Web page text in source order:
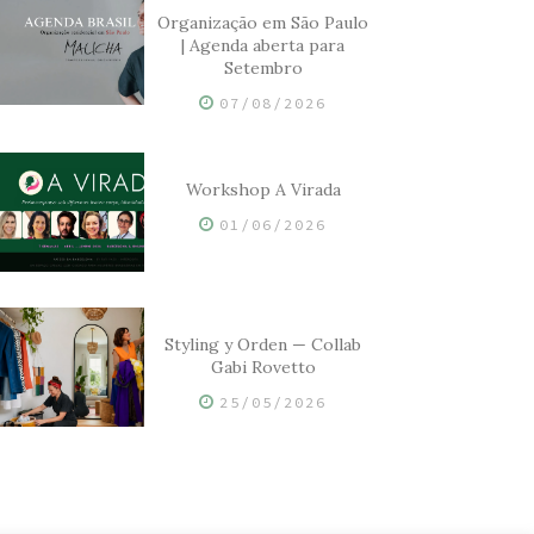
Organização em São Paulo
| Agenda aberta para
Setembro
07/08/2026
Workshop A Virada
01/06/2026
Styling y Orden — Collab
Gabi Rovetto
25/05/2026